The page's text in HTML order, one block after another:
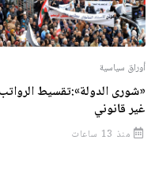
أوراق سياسية
«شورى الدولة»:تقسيط الرواتب
غير قانوني
منذ 13 ساعات